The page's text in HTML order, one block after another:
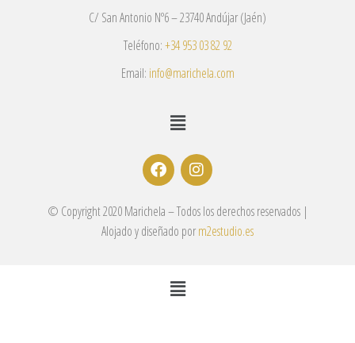
C/ San Antonio Nº6 – 23740 Andújar (Jaén)
Teléfono:+34 953 03 82 92
Email: info@marichela.com
© Copyright 2020 Marichela – Todos los derechos reservados |
Alojado y diseñado porm2estudio.es